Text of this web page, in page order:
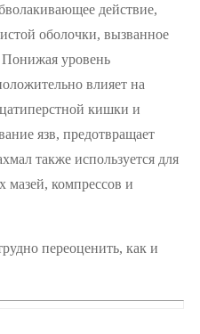
действие,
оболочки, вызванное
Понижая уровень
влияет на
кишки и
язв, предотвращает
также используется для
мазей, компрессов и
переоценить, как и